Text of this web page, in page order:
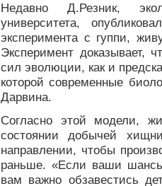
Недавно Д.Резник,
университета,
эксперимента с гуппи,
Эксперимент доказывает,
сил эволюции, как и
которой современные
Дарвина.
Согласно этой модели,
состоянии добычей
направлении, чтобы
раньше. «Если ваши
вам важно обзавестись